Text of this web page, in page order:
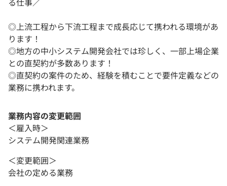
◎上流工程から下流工程まで成長応じて携われる環境があ
ります！
◎地方の中小システム開発会社では珍しく、一部上場企業
との直契約が多数あります！
◎直契約の案件のため、経験を積むことで要件定義などの
業務に携われます。
業務内容の変更範囲
＜雇入時＞
システム開発関連業務
＜変更範囲＞
会社の定める業務